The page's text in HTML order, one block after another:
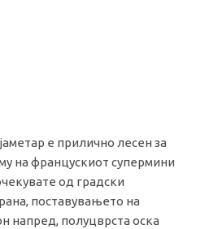
е прилично лесен за
на францускиот супермини
од градски
поставувањето на
напред, полуцврста оска